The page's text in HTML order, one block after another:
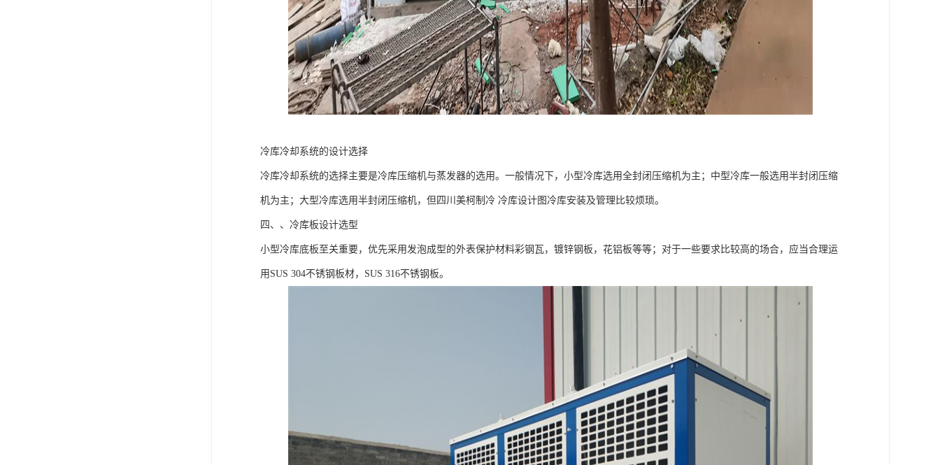
冷库冷却系统的设计选择
冷库冷却系统的选择主要是冷库压缩机与蒸发器的选用。一般情况下，小型冷库选用全封闭压缩机为主；中型冷库一般选用半封闭压缩
机为主；大型冷库选用半封闭压缩机，但四川美柯制冷 冷库设计图冷库安装及管理比较烦琐。
四、、冷库板设计选型
小型冷库底板至关重要，优先采用发泡成型的外表保护材料彩钢瓦，镀锌钢板，花铝板等等；对于一些要求比较高的场合，应当合理运
用SUS 304不锈钢板材，SUS 316不锈钢板。